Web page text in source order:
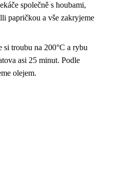
společně s houbami,
papričkou a vše zakryjeme
si troubu na 200°C a rybu
asi 25 minut. Podle
olejem.